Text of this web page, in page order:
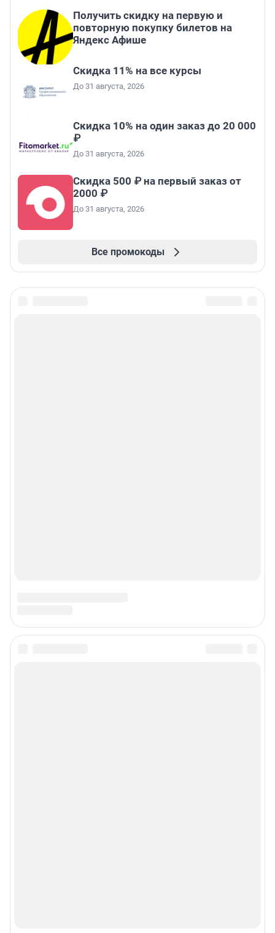
Получить скидку на первую и
повторную покупку билетов на
Яндекс Афише
Скидка 11% на все курсы
До 31 августа, 2026
Скидка 10% на один заказ до 20 000
₽
До 31 августа, 2026
Скидка 500 ₽ на первый заказ от
2000 ₽
До 31 августа, 2026
Все промокоды